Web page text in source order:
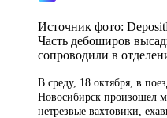
Источник фото:
Часть дебоширов
сопроводили в
В среду, 18 октября, в
Новосибирск произошел
нетрезвые вахтовики,